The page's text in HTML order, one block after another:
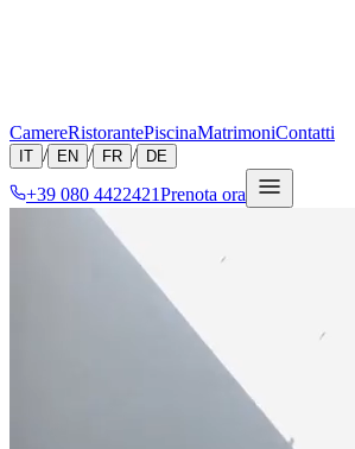
CamereRistorantePiscinaMatrimoniContatti
IT / EN / FR / DE
+39 080 4422421Prenota ora